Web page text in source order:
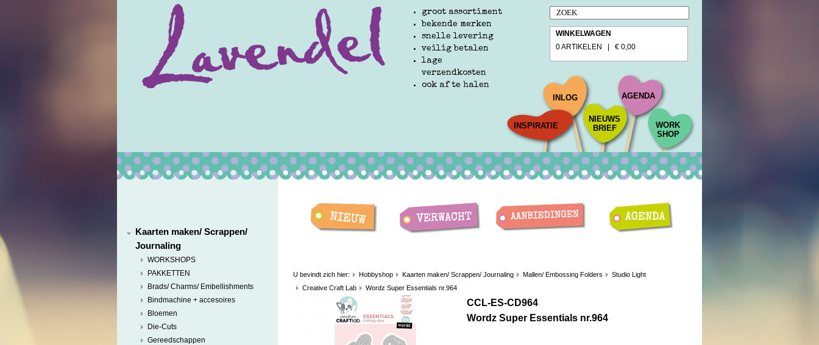
groot assortiment
bekende merken
snelle levering
veilig betalen
lage
verzendkosten
ook af te halen
WINKELWAGEN
0 ARTIKELEN | € 0,00
INSPIRATIE
INLOG
NIEUWS
BRIEF
AGENDA
WORK
SHOP
Kaarten maken/ Scrappen/
Journaling
WORKSHOPS
PAKKETTEN
Brads/ Charms/ Embellishments
Bindmachine + accesoires
Bloemen
Die-Cuts
Gereedschappen
U bevindt zich hier: Hobbyshop Kaarten maken/ Scrappen/ Journaling Mallen/ Embossing Folders
Studio Light
Creative Craft Lab
Wordz Super Essentials nr.964
CCL-ES-CD964
Wordz Super Essentials nr.964